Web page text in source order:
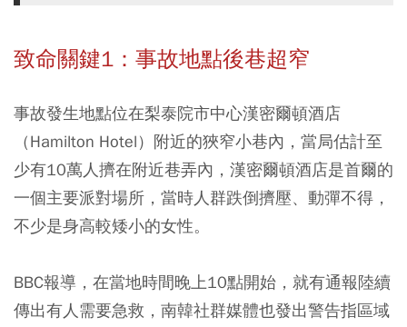
致命關鍵1：事故地點後巷超窄
事故發生地點位在梨泰院市中心漢密爾頓酒店
（Hamilton Hotel）附近的狹窄小巷內，當局估計至
少有10萬人擠在附近巷弄內，漢密爾頓酒店是首爾的
一個主要派對場所，當時人群跌倒擠壓、動彈不得，
不少是身高較矮小的女性。
BBC報導，在當地時間晚上10點開始，就有通報陸續
傳出有人需要急救，南韓社群媒體也發出警告指區域